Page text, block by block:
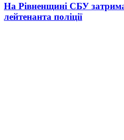
На Рівненщині СБУ
лейтенанта поліції